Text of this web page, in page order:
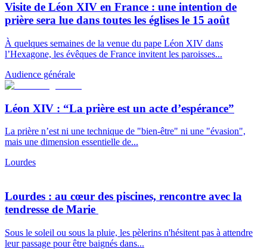
Visite de Léon XIV en France : une intention de
prière sera lue dans toutes les églises le 15 août
À quelques semaines de la venue du pape Léon XIV dans
l’Hexagone, les évêques de France invitent les paroisses...
Audience générale
Léon XIV : “La prière est un acte d’espérance”
La prière n’est ni une technique de "bien-être" ni une "évasion",
mais une dimension essentielle de...
Lourdes
Lourdes : au cœur des piscines, rencontre avec la
tendresse de Marie
Sous le soleil ou sous la pluie, les pèlerins n'hésitent pas à attendre
leur passage pour être baignés dans...